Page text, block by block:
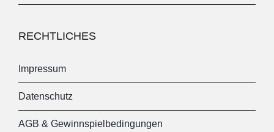
RECHTLICHES
Impressum
Datenschutz
AGB & Gewinnspielbedingungen